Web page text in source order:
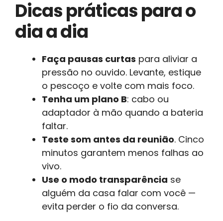
Dicas práticas para o
dia a dia
Faça pausas curtas para aliviar a
pressão no ouvido. Levante, estique
o pescoço e volte com mais foco.
Tenha um plano B: cabo ou
adaptador à mão quando a bateria
faltar.
Teste som antes da reunião. Cinco
minutos garantem menos falhas ao
vivo.
Use o modo transparência se
alguém da casa falar com você —
evita perder o fio da conversa.